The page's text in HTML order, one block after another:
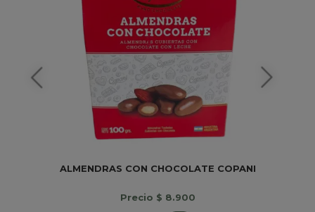
ALMENDRAS CON CHOCOLATE COPANI
Precio $ 8.900